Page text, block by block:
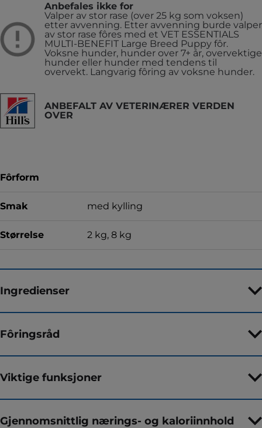
Anbefales ikke for
Valper av stor rase (over 25 kg som voksen)
etter avvenning. Etter avvenning burde valper
av stor rase fôres med et VET ESSENTIALS
MULTI-BENEFIT Large Breed Puppy fôr.
Voksne hunder, hunder over 7+ år, overvektige
hunder eller hunder med tendens til
overvekt. Langvarig fôring av voksne hunder.
ANBEFALT AV VETERINÆRER VERDEN
OVER
Fôrform
Smak med kylling
Størrelse 2 kg, 8 kg
Ingredienser
Fôringsråd
Viktige funksjoner
Gjennomsnittlig nærings- og kaloriinnhold